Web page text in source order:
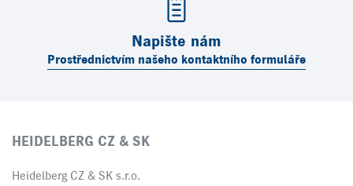
Napište nám
Prostřednictvím našeho kontaktního formuláře
HEIDELBERG CZ & SK
Heidelberg CZ & SK s.r.o.